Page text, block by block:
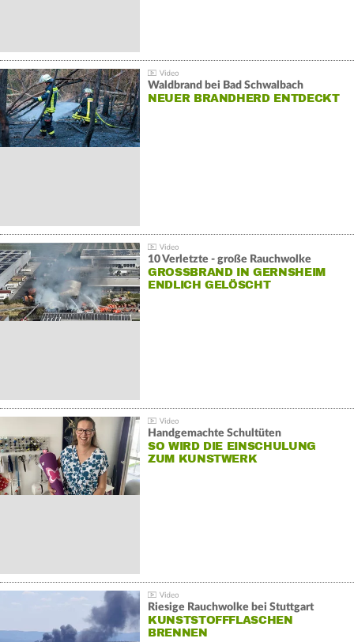
Waldbrand bei Bad Schwalbach
NEUER BRANDHERD ENTDECKT
10 Verletzte - große Rauchwolke
GROSSBRAND IN GERNSHEIM E
NDLICH GELÖSCHT
Handgemachte Schultüten
SO WIRD DIE EINSCHULUNG
ZUM KUNSTWERK
Riesige Rauchwolke bei Stuttgart
KUNSTSTOFFFLASCHEN
BRENNEN